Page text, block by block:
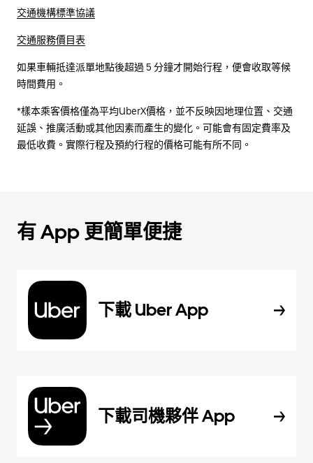
交通機構標準協議
交通服務價目表
如果車輛抵達派單地點後超過 5 分鐘才開始行程，便會收取等候
時間費用。
*樣本乘客價格僅為平均UberX價格，並不反映因地理位置、交通
延誤、推廣活動或其他因素而產生的變化。可能會有固定費率及
最低收費。實際行程及預約行程的價格可能有所不同。
有 App 更簡單便捷
下載 Uber App
下載司機夥伴 App